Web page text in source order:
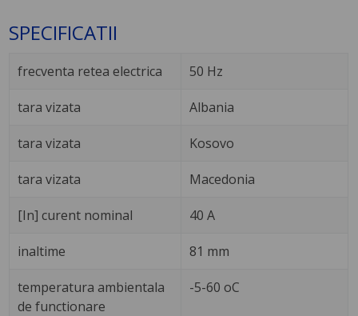
SPECIFICATII
frecventa retea electrica 50 Hz
tara vizata Albania
tara vizata Kosovo
tara vizata Macedonia
[In] curent nominal 40 A
inaltime 81 mm
temperatura ambientala
de functionare
-5-60 oC